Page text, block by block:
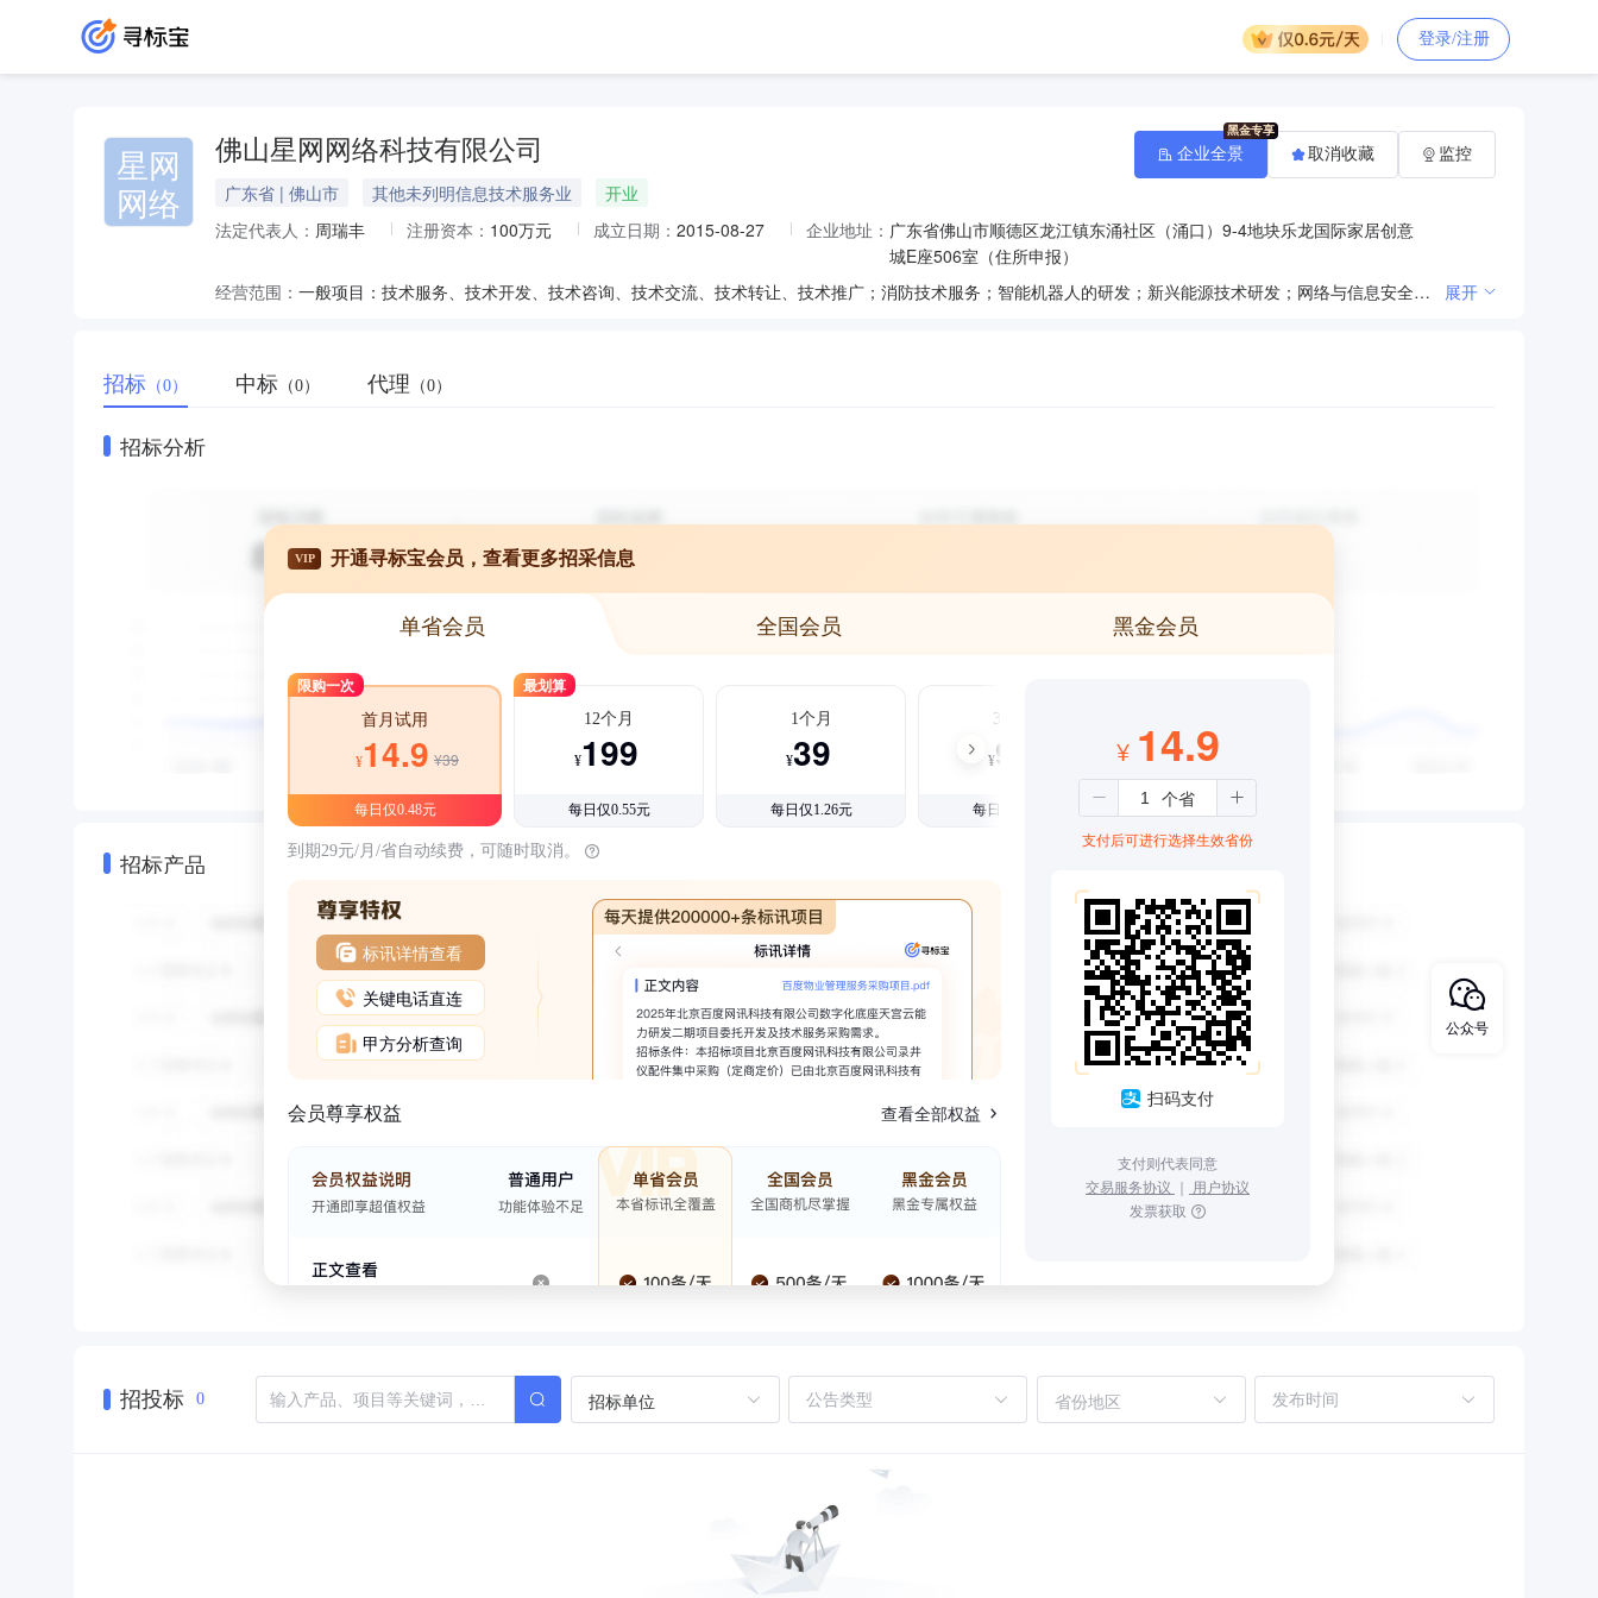
登录/注册
星网
网络
佛山星网网络科技有限公司
广东省 | 佛山市 其他未列明信息技术服务业
开业
法定代表人： 周瑞丰 注册资本： 100万元 成立日期： 2015-08-27 企业地址： 广东省佛山市顺德区龙江镇东涌社区（涌口）9-4地块乐龙国际家居创意
城E座506室（住所申报）
经营范围：
一般项目：技术服务、技术开发、技术咨询、技术交流、技术转让、技术推广；消防技术服务；智能机器人的研发；新兴能源技术研发；网络与信息安全软件开发；机械设备研发；工业机器人安装、维修；物联网技术服务；专业设计服务；数字技术服务；信息系统集成服务；工程管理服务；信息技术咨询服务；储能技术服务；卫星通信服务；合同能源管理；动漫游戏开发；电线、电缆经营；停车场服务；发电技术服务；卫星技术综合应用系统集成；人工智能应用软件开发；计算机软硬件及辅助设备零售；智能农机装备销售；通信设备销售；网络设备销售；通用设备修理；智能机器人销售；机械设备销售；人工智能硬件销售；工业机器人销售；光伏设备及元器件销售；安防设备销售；玩具、动漫及游艺用品销售；消防器材销售；国内贸易代理；其他文化艺术经纪代理；货物进出口；技术进出口；软件开发；光伏发电设备租赁；安全技术防范系统设计施工服务。（除依法须经批准的项目外，凭营业执照依法自主开展经营活动）许可项目：人防工程防护设备安装；建筑智能化系统设计；发电业务、输电业务、供（配）电业务；供电业务。（依法须经批准的项目，经相关部门批准后方可开展经营活动，具体经营项目以相关部门批准文件或许可证件为准） 展开
企业全景 取消收藏 监控
招标 （0） 中标 （0） 代理 （0）
招标分析
招标产品
VIP 开通寻标宝会员，查看更多招采信息
单省会员 全国会员 黑金会员
限购一次
首月试用
¥14.9 ¥39
每日仅0.48元
最划算
12个月
¥199
每日仅0.55元
1个月
¥39
每日仅1.26元
3个月
¥99
每日仅1.08元
到期29元/月/省自动续费，可随时取消。
标讯详情查看
关键电话直连
甲方分析查询
会员尊享权益 查看全部权益
¥ 14.9
支付后可进行选择生效省份
扫码支付
支付则代表同意
交易服务协议 ｜ 用户协议
发票获取
招投标 0 招标单位 省份地区
公众号